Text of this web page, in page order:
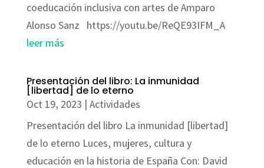
coeducación inclusiva con artes de Amparo
Alonso Sanz https://youtu.be/ReQE93IFM_A
leer más
Presentación del libro: La inmunidad
[libertad] de lo eterno
Oct 19, 2023 | Actividades
Presentación del libro La inmunidad [libertad]
de lo eterno Luces, mujeres, cultura y
educación en la historia de España Con: David